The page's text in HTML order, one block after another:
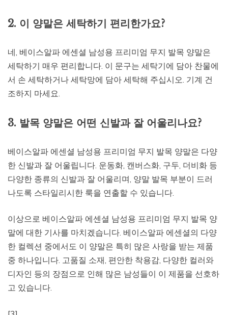
2. 이 양말은 세탁하기 편리한가요?
네, 베이스알파 에센셜 남성용 프리미엄 무지 발목 양말은
세탁하기 매우 편리합니다. 이 문구는 세탁기에 담아 찬물에
서 손 세탁하거나 세탁망에 담아 세탁해 주십시오. 기계 건
조하지 마세요.
3. 발목 양말은 어떤 신발과 잘 어울리나요?
베이스알파 에센셜 남성용 프리미엄 무지 발목 양말은 다양
한 신발과 잘 어울립니다. 운동화, 캔버스화, 구두, 더비화 등
다양한 종류의 신발과 잘 어울리며, 양말 발목 부분이 드러
나도록 스타일리시한 룩을 연출할 수 있습니다.
이상으로 베이스알파 에센셜 남성용 프리미엄 무지 발목 양
말에 대한 기사를 마치겠습니다. 베이스알파 에센셜의 다양
한 컬렉션 중에서도 이 양말은 특히 많은 사랑을 받는 제품
중 하나입니다. 고품질 소재, 편안한 착용감, 다양한 컬러와
디자인 등의 장점으로 인해 많은 남성들이 이 제품을 선호하
고 있습니다.